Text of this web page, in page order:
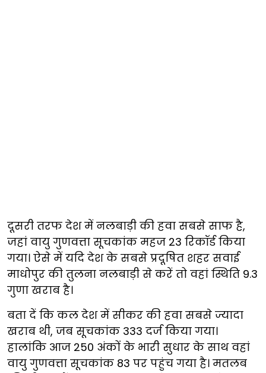
दूसरी तरफ देश में नलबाड़ी की हवा सबसे साफ है,
जहां वायु गुणवत्ता सूचकांक महज 23 रिकॉर्ड किया
गया। ऐसे में यदि देश के सबसे प्रदूषित शहर सवाई
माधोपुर की तुलना नलबाड़ी से करें तो वहां स्थिति 9.3
गुणा खराब है।
बता दें कि कल देश में सीकर की हवा सबसे ज्यादा
खराब थी, जब सूचकांक 333 दर्ज किया गया।
हालांकि आज 250 अंकों के भारी सुधार के साथ वहां
वायु गुणवत्ता सूचकांक 83 पर पहुंच गया है। मतलब